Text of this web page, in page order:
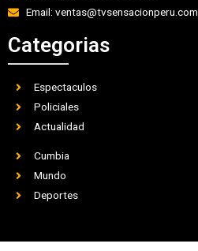
Email: ventas@tvsensacionperu.com
Categorias
Espectaculos
Policiales
Actualidad
Cumbia
Mundo
Deportes